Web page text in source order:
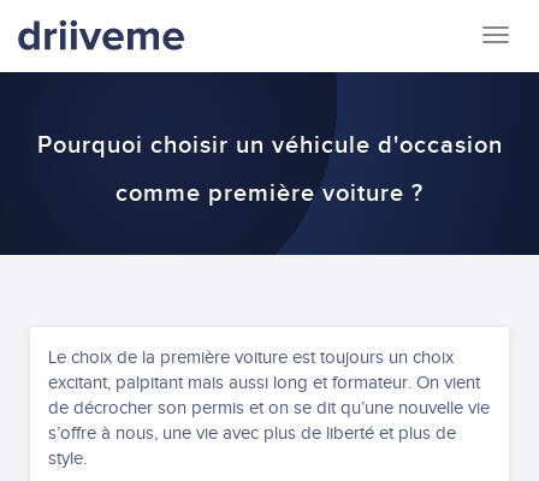
Pourquoi choisir un véhicule d'occasion
comme première voiture ?
Le choix de la première voiture est toujours un choix
excitant, palpitant mais aussi long et formateur. On vient
de décrocher son permis et on se dit qu’une nouvelle vie
s’offre à nous, une vie avec plus de liberté et plus de
style.